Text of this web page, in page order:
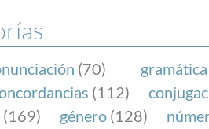
fundación patrocinada por la
Española, cuyo objetivo es
en los medios de
(70) gramática
(112)
(169) género (128)